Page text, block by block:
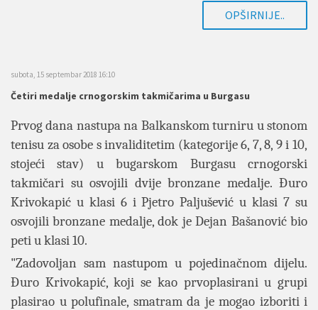
OPŠIRNIJE..
subota, 15 septembar 2018 16:10
Četiri medalje crnogorskim takmičarima u Burgasu
Prvog dana nastupa na Balkanskom turniru u stonom
tenisu za osobe s invaliditetim (kategorije 6, 7, 8, 9 i 10,
stojeći stav) u bugarskom Burgasu crnogorski
takmičari su osvojili dvije bronzane medalje. Đuro
Krivokapić u klasi 6 i Pjetro Paljušević u klasi 7 su
osvojili bronzane medalje, dok je Dejan Bašanović bio
peti u klasi 10.
"Zadovoljan sam nastupom u pojedinačnom dijelu.
Đuro Krivokapić, koji se kao prvoplasirani u grupi
plasirao u polufinale, smatram da je mogao izboriti i